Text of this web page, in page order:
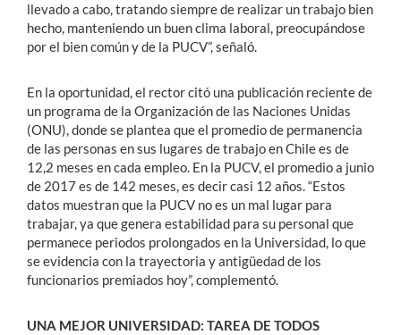
llevado a cabo, tratando siempre de realizar un trabajo bien
hecho, manteniendo un buen clima laboral, preocupándose
por el bien común y de la PUCV”, señaló.
En la oportunidad, el rector citó una publicación reciente de
un programa de la Organización de las Naciones Unidas
(ONU), donde se plantea que el promedio de permanencia
de las personas en sus lugares de trabajo en Chile es de
12,2 meses en cada empleo. En la PUCV, el promedio a junio
de 2017 es de 142 meses, es decir casi 12 años. “Estos
datos muestran que la PUCV no es un mal lugar para
trabajar, ya que genera estabilidad para su personal que
permanece periodos prolongados en la Universidad, lo que
se evidencia con la trayectoria y antigüedad de los
funcionarios premiados hoy”, complementó.
UNA MEJOR UNIVERSIDAD: TAREA DE TODOS